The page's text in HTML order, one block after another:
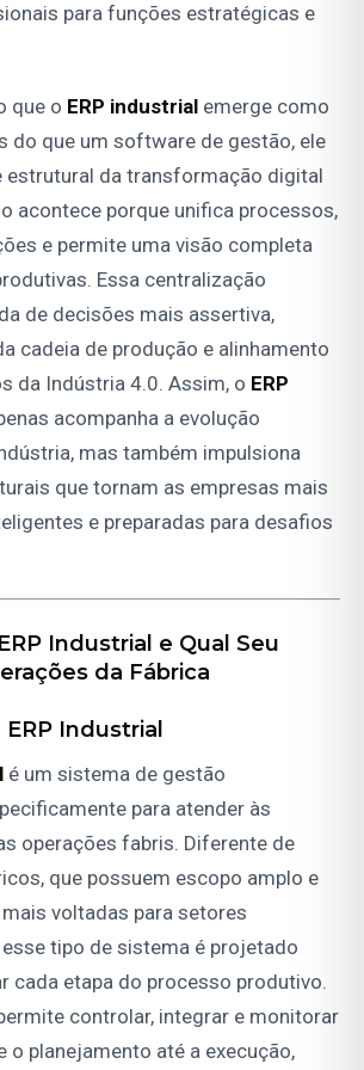
para funções estratégicas e
que o ERP industrial emerge como
do que um software de gestão, ele
estrutural da transformação digital
acontece porque unifica processos,
e permite uma visão completa
Essa centralização
de decisões mais assertiva,
cadeia de produção e alinhamento
da Indústria 4.0. Assim, o ERP
acompanha a evolução
mas também impulsiona
que tornam as empresas mais
e preparadas para desafios
Industrial e Qual Seu
da Fábrica
Industrial
é um sistema de gestão
para atender às
operações fabris. Diferente de
que possuem escopo amplo e
voltadas para setores
tipo de sistema é projetado
cada etapa do processo produtivo.
controlar, integrar e monitorar
o planejamento até a execução,